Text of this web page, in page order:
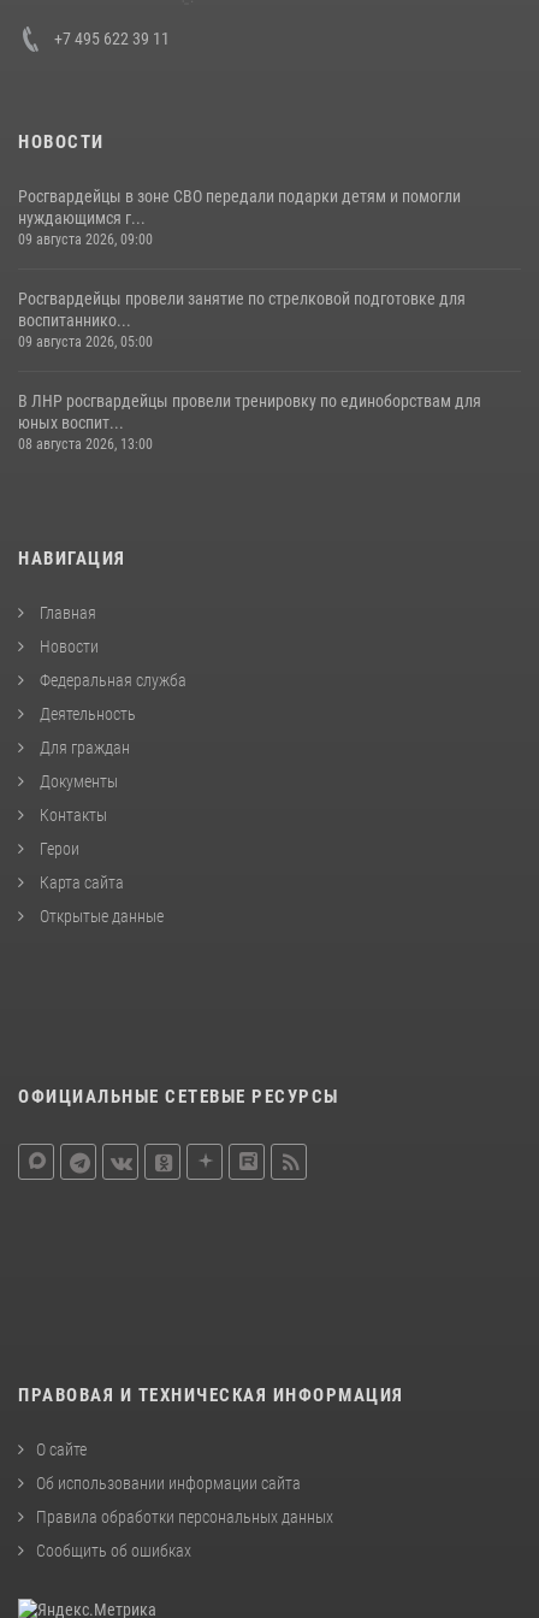
+7 495 622 39 11
НОВОСТИ
Росгвардейцы в зоне СВО передали подарки детям и помогли
нуждающимся г...
09 августа 2026, 09:00
Росгвардейцы провели занятие по стрелковой подготовке для
воспитаннико...
09 августа 2026, 05:00
В ЛНР росгвардейцы провели тренировку по единоборствам для
юных воспит...
08 августа 2026, 13:00
НАВИГАЦИЯ
Главная
Новости
Федеральная служба
Деятельность
Для граждан
Документы
Контакты
Герои
Карта сайта
Открытые данные
ОФИЦИАЛЬНЫЕ СЕТЕВЫЕ РЕСУРСЫ
ПРАВОВАЯ И ТЕХНИЧЕСКАЯ ИНФОРМАЦИЯ
О сайте
Об использовании информации сайта
Правила обработки персональных данных
Сообщить об ошибках